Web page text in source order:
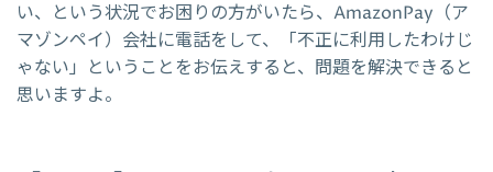
い、という状況でお困りの方がいたら、AmazonPay（ア
マゾンペイ）会社に電話をして、「不正に利用したわけじ
ゃない」ということをお伝えすると、問題を解決できると
思いますよ。